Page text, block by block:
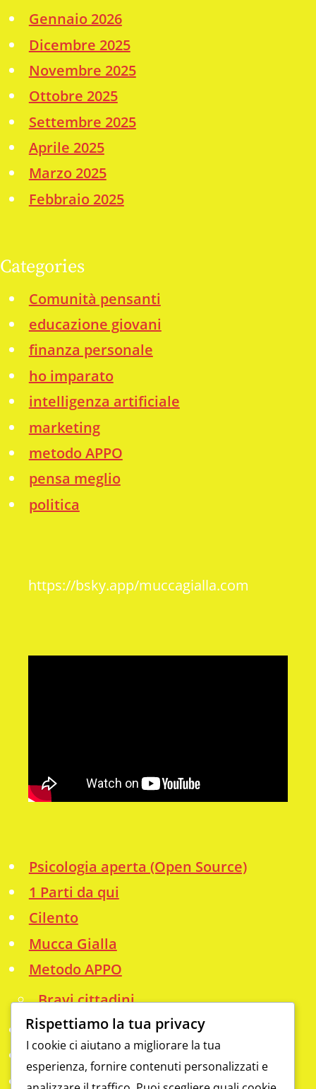
Gennaio 2026
Dicembre 2025
Novembre 2025
Ottobre 2025
Settembre 2025
Aprile 2025
Marzo 2025
Febbraio 2025
Categories
Comunità pensanti
educazione giovani
finanza personale
ho imparato
intelligenza artificiale
marketing
metodo APPO
pensa meglio
politica
https://bsky.app/muccagialla.com
Psicologia aperta (Open Source)
1 Parti da qui
Cilento
Mucca Gialla
Metodo APPO
Bravi cittadini
Info
Analfabetismo funzionale
Contatti
Rispettiamo la tua privacy
I cookie ci aiutano a migliorare la tua
esperienza, fornire contenuti personalizzati e